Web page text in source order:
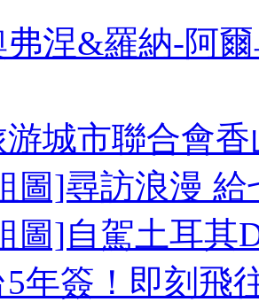
涅&羅納-阿
城市聯合會
圖]尋訪浪漫
圖]自駕土耳其
年簽！即刻飛